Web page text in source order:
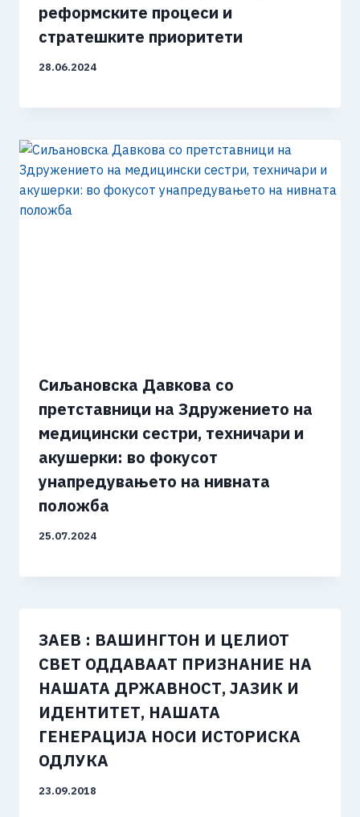
реформските процеси и
стратешките приоритети
28.06.2024
Сиљановска Давкова со
претставници на Здружението на
медицински сестри, техничари и
акушерки: во фокусот
унапредувањето на нивната
положба
25.07.2024
ЗАЕВ : ВАШИНГТОН И ЦЕЛИОТ
СВЕТ ОДДАВААТ ПРИЗНАНИЕ НА
НАШАТА ДРЖАВНОСТ, ЈАЗИК И
ИДЕНТИТЕТ, НАШАТА
ГЕНЕРАЦИЈА НОСИ ИСТОРИСКА
ОДЛУКА
23.09.2018